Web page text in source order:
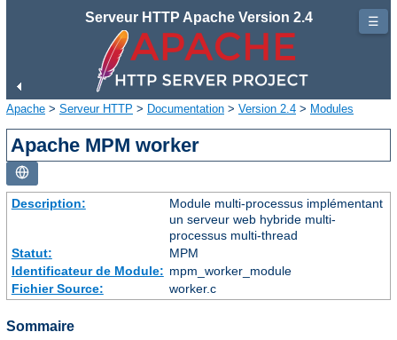
Serveur HTTP Apache Version 2.4
Apache > Serveur HTTP > Documentation > Version 2.4 > Modules
Apache MPM worker
Description:
Module multi-processus implémentant
un serveur web hybride multi-
processus multi-thread
Statut:
MPM
Identificateur de Module: mpm_worker_module
Fichier Source:
worker.c
Sommaire
☰